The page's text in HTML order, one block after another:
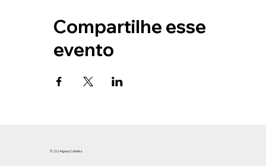
Compartilhe esse
evento
© 2024 Igreja Colheita